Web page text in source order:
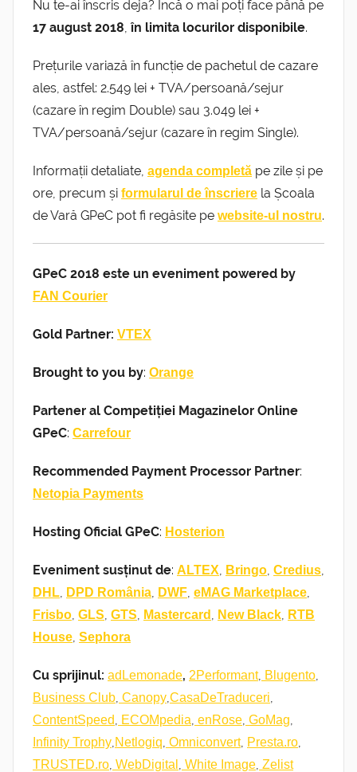
Nu te-ai înscris deja? Încă o mai poți face până pe
17 august 2018 ,în limita locurilor disponibile.
Prețurile variază în funcție de pachetul de cazare
ales, astfel: 2.549 lei + TVA/persoană/sejur
(cazare în regim Double) sau 3.049 lei +
TVA/persoană/sejur (cazare în regim Single).
Informații detaliate, agenda completă pe zile și pe
ore, precum și formularul de înscriere la Școala
de Vară GPeC pot fi regăsite pe website-ul nostru.
GPeC 2018 este un eveniment powered by
FAN Courier
Gold Partner: VTEX
Brought to you by: Orange
Partener al Competiției Magazinelor Online
GPeC: Carrefour
Recommended Payment Processor Partner:
Netopia Payments
Hosting Oficial GPeC: Hosterion
Eveniment susținut de: ALTEX Bringo Credius
DHL DPD România DWF eMAG Marketplace
Frisbo GLS GTS Mastercard New Black
RTB
House Sephora
Cu sprijinul: adLemonade, 2Performant, Blugento
Business Club Canopy CasaDeTraduceri
ContentSpeed ECOMpedia enRose GoMag
Infinity Trophy Netlogiq Omniconvert, Presta.ro
TRUSTED.ro WebDigital White Image Zelist